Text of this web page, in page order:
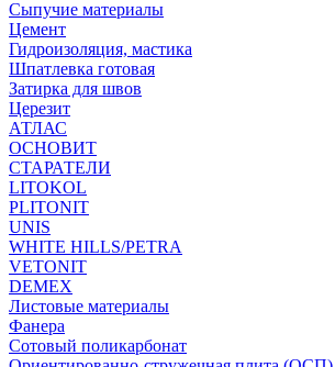
Сыпучие материалы
Цемент
Гидроизоляция, мастика
Шпатлевка готовая
Затирка для швов
Церезит
АТЛАС
ОСНОВИТ
СТАРАТЕЛИ
LITOKOL
PLITONIT
UNIS
WHITE HILLS/PETRA
VETONIT
DEMEX
Листовые материалы
Фанера
Сотовый поликарбонат